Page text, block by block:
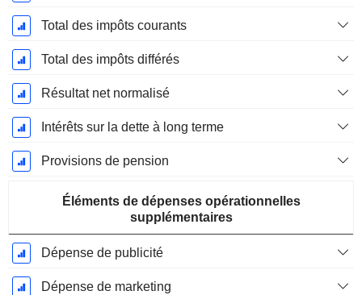
Total des impôts courants
Total des impôts différés
Résultat net normalisé
Intérêts sur la dette à long terme
Provisions de pension
Éléments de dépenses opérationnelles
supplémentaires
Dépense de publicité
Dépense de marketing